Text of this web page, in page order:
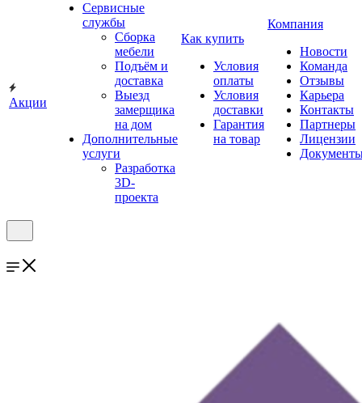
Акции
Сервисные
службы
Сборка
мебели
Подъём и
доставка
Выезд
замерщика
на дом
Дополнительные
услуги
Разработка
3D-
проекта
Как купить
Условия
оплаты
Условия
доставки
Гарантия
на товар
Компания
Новости
Команда
Отзывы
Карьера
Контакты
Партнеры
Лицензии